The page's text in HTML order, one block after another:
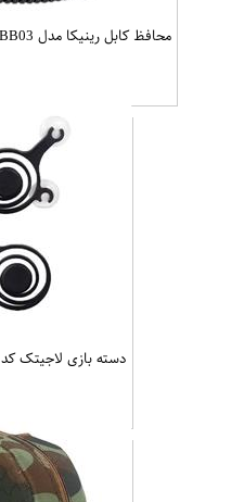
محافظ کابل رینیکا مدل Bearbrick NBB03 مجموعه 3 عددی
دسته بازی لاجیتک کد 005 بسته دو عددی